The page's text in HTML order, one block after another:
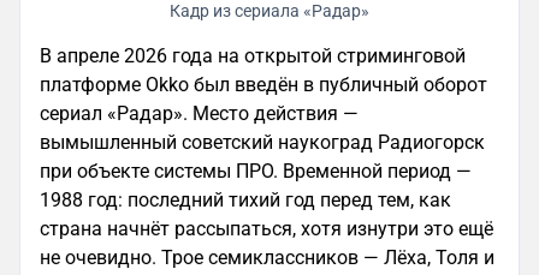
Кадр из сериала «Радар»
В апреле 2026 года на открытой стриминговой
платформе Okko был введён в публичный оборот
сериал «Радар». Место действия —
вымышленный советский наукоград Радиогорск
при объекте системы ПРО. Временной период —
1988 год: последний тихий год перед тем, как
страна начнёт рассыпаться, хотя изнутри это ещё
не очевидно. Трое семиклассников — Лёха, Толя и